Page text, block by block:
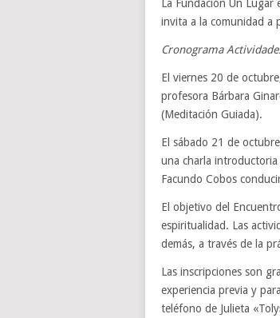
La Fundación Un
invita a la comunidad a
Cronograma
El viernes 20 de
profesora Bárbara
(Meditación Guiada).
El sábado 21 de
una charla introductoria
Facundo Cobos
El objetivo del
espiritualidad. Las
demás, a través de la
Las inscripciones son
experiencia previa y
teléfono de Julieta